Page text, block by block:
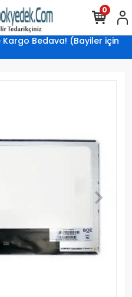
Kargo Bedava! (Bayiler için
0